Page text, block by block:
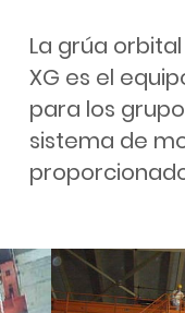
La grúa
XG es el
para los
sistema de